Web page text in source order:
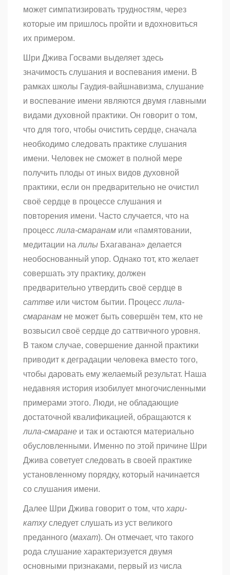
может симпатизировать трудностям, через
которые им пришлось пройти и вдохновиться
их примером.
Шри Джива Госвами выделяет здесь
значимость слушания и воспевания имени. В
рамках школы Гаудия-вайшнавизма, слушание
и воспевание имени являются двумя главными
видами духовной практики. Он говорит о том,
что для того, чтобы очистить сердце, сначала
необходимо следовать практике слушания
имени. Человек не сможет в полной мере
получить плоды от иных видов духовной
практики, если он предварительно не очистил
своё сердце в процессе слушания и
повторения имени. Часто случается, что на
процесс лила-смаранам или «памятовании,
медитации на лилы Бхагавана» делается
необоснованный упор. Однако тот, кто желает
совершать эту практику, должен
предварительно утвердить своё сердце в
саттве или чистом бытии. Процесс лила-
смаранам не может быть совершён тем, кто не
возвысил своё сердце до саттвичного уровня.
В таком случае, совершение данной практики
приводит к деградации человека вместо того,
чтобы даровать ему желаемый результат. Наша
недавняя история изобилует многочисленными
примерами этого. Люди, не обладающие
достаточной квалификацией, обращаются к
лила-смаране и так и остаются материально
обусловленными. Именно по этой причине Шри
Джива советует следовать в своей практике
установленному порядку, который начинается
со слушания имени.
Далее Шри Джива говорит о том, что хари-
катхуследует слушать из уст великого
преданного (махат). Он отмечает, что такого
рода слушание характеризуется двумя
основными признаками, первый из числа